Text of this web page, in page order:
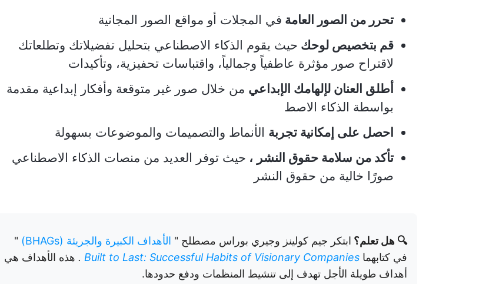
تحرر من الصور العامة في المجلات أو مواقع الصور المجانية
قم بتخصيص لوحك حيث يقوم الذكاء الاصطناعي بتحليل تفضيلاتك وتطلعاتك
لاقتراح صور مؤثرة عاطفياً وجمالياً، واقتباسات تحفيزية، وتأكيدات
أطلق العنان لإلهامك الإبداعي من خلال صور غير متوقعة وأفكار إبداعية مقدمة
بواسطة الذكاء الاصط
احصل على إمكانية تجربة الأنماط والتصميمات والموضوعات بسهولة
تأكد من سلامة حقوق النشر ، حيث توفر العديد من منصات الذكاء الاصطناعي
صورًا خالية من حقوق النشر
🔍 هل تعلم؟ ابتكر جيم كولينز وجيري بوراس مصطلح " الأهداف الكبيرة والجريئة (BHAGs)
"
في كتابهما Built to Last: Successful Habits of Visionary Companies
. هذه الأهداف هي
أهداف طويلة الأجل تهدف إلى تنشيط المنظمات ودفع حدودها.